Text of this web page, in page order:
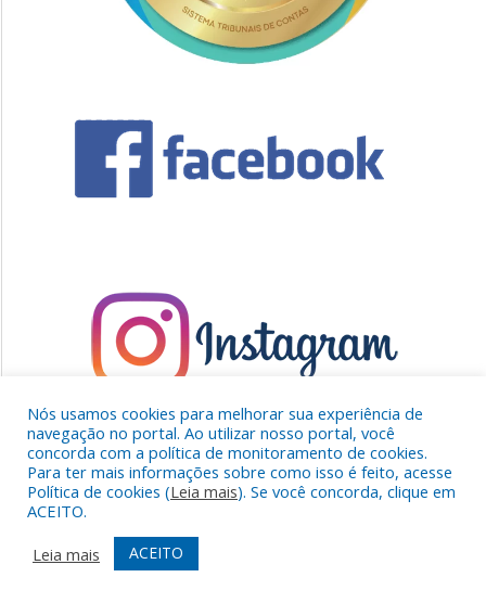
Nós usamos cookies para melhorar sua experiência de
navegação no portal. Ao utilizar nosso portal, você
concorda com a política de monitoramento de cookies.
Para ter mais informações sobre como isso é feito, acesse
Política de cookies (Leia mais). Se você concorda, clique em
ACEITO.
Leia mais
ACEITO